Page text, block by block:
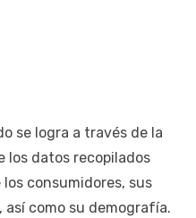
se logra a través de la
los datos recopilados
consumidores, sus
como su demografía.